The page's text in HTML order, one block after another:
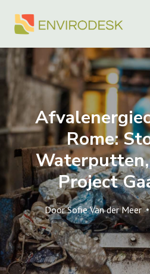
naar
Rome:
Project
DoorSofie Van der Meer